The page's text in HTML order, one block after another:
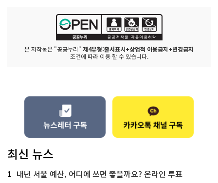
본 저작물은 "공공누리" 제4유형:출처표시+상업적 이용금지+변경금지
조건에 따라 이용 할 수 있습니다.
최신 뉴스
1 내년 서울 예산, 어디에 쓰면 좋을까요? 온라인 투표